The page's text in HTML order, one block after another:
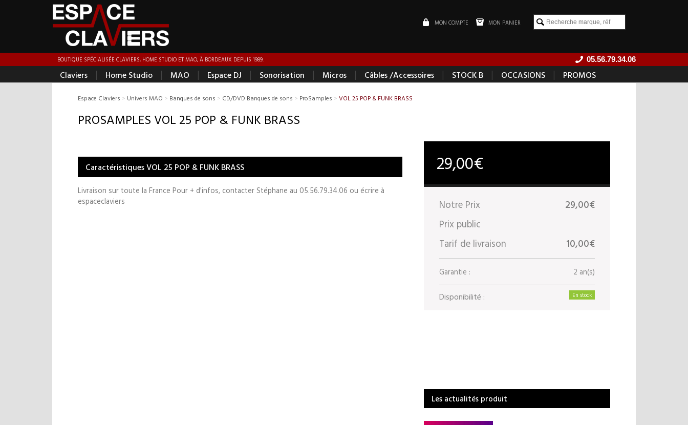
MON PANIER
MON COMPTE
05.56.79.34.06
BOUTIQUE SPÉCIALISÉE CLAVIERS, HOME STUDIO ET MAO, À BORDEAUX DEPUIS 1989.
Claviers | Home Studio | MAO | Espace DJ | Sonorisation | Micros | Câbles /Accessoires | STOCK B | OCCASIONS | PROMOS
Espace Claviers > Univers MAO > Banques de sons > CD/DVD Banques de sons > ProSamples > VOL 25 POP & FUNK BRASS
PROSAMPLES VOL 25 POP & FUNK BRASS
29,00€
Notre Prix
29,00€
Prix public
Tarif de livraison
10,00€
Garantie : 2 an(s)
Disponibilité : En stock
Les actualités produit
Caractéristiques VOL 25 POP & FUNK BRASS
Livraison sur toute la France Pour + d'infos, contacter Stéphane au 05.56.79.34.06 ou écrire à
espaceclaviers